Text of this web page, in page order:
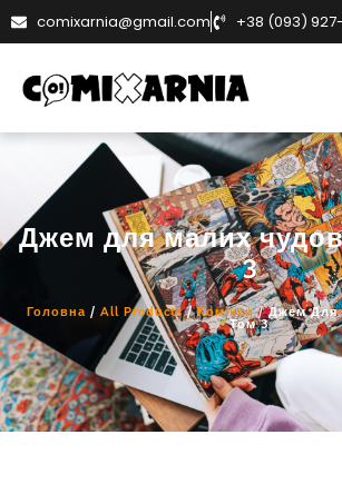
comixarnia@gmail.com +38 (093)
Джем для малих
3
Головна / All Products/Комікси/ Джем Для
Том 3